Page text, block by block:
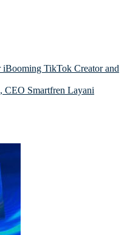
TikTok Creator and
CEO Smartfren Layani